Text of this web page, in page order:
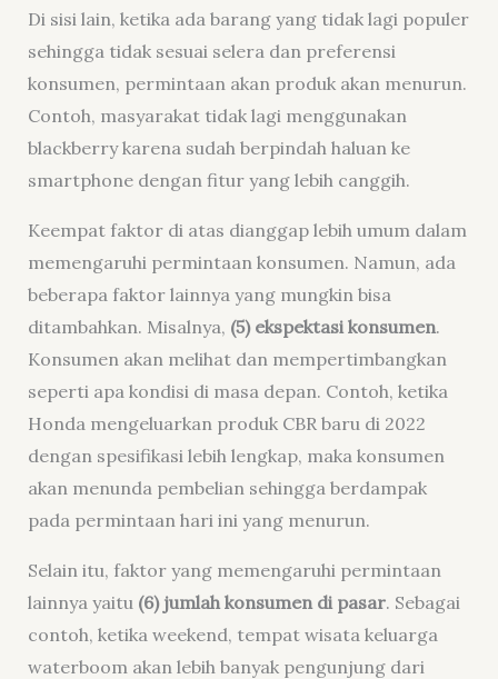
Di sisi lain, ketika ada barang yang tidak lagi populer
sehingga tidak sesuai selera dan preferensi
konsumen, permintaan akan produk akan menurun.
Contoh, masyarakat tidak lagi menggunakan
blackberry karena sudah berpindah haluan ke
smartphone dengan fitur yang lebih canggih.
Keempat faktor di atas dianggap lebih umum dalam
memengaruhi permintaan konsumen. Namun, ada
beberapa faktor lainnya yang mungkin bisa
ditambahkan. Misalnya, (5) ekspektasi konsumen.
Konsumen akan melihat dan mempertimbangkan
seperti apa kondisi di masa depan. Contoh, ketika
Honda mengeluarkan produk CBR baru di 2022
dengan spesifikasi lebih lengkap, maka konsumen
akan menunda pembelian sehingga berdampak
pada permintaan hari ini yang menurun.
Selain itu, faktor yang memengaruhi permintaan
lainnya yaitu (6) jumlah konsumen di pasar. Sebagai
contoh, ketika weekend, tempat wisata keluarga
waterboom akan lebih banyak pengunjung dari